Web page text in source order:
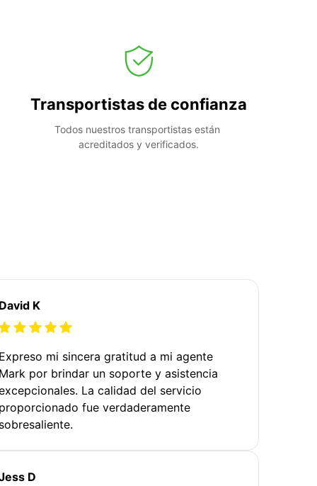
Transportistas de confianza
Todos nuestros transportistas están
acreditados y verificados.
K
mi sincera gratitud a mi agente
por brindar un soporte y asistencia
La calidad del servicio
fue verdaderamente
D